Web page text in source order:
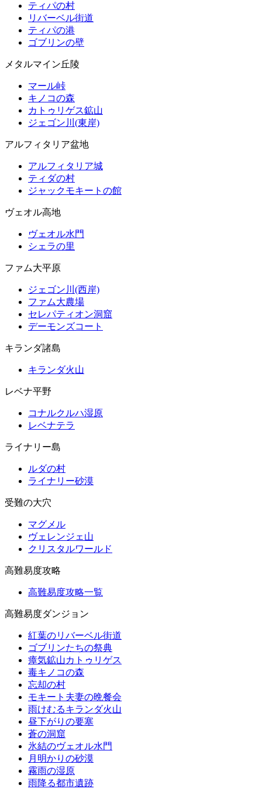
ティパの村
リバーベル街道
ティパの港
ゴブリンの壁
メタルマイン丘陵
マール峠
キノコの森
カトゥリゲス鉱山
ジェゴン川(東岸)
アルフィタリア盆地
アルフィタリア城
ティダの村
ジャックモキートの館
ヴェオル高地
ヴェオル水門
シェラの里
ファム大平原
ジェゴン川(西岸)
ファム大農場
セレパティオン洞窟
デーモンズコート
キランダ諸島
キランダ火山
レベナ平野
コナルクルハ湿原
レベナテラ
ライナリー島
ルダの村
ライナリー砂漠
受難の大穴
マグメル
ヴェレンジェ山
クリスタルワールド
高難易度攻略
高難易度攻略一覧
高難易度ダンジョン
紅葉のリバーベル街道
ゴブリンたちの祭典
瘴気鉱山カトゥリゲス
毒キノコの森
忘却の村
モキート夫妻の晩餐会
雨けむるキランダ火山
昼下がりの要塞
蒼の洞窟
氷結のヴェオル水門
月明かりの砂漠
霧雨の湿原
雨降る都市遺跡